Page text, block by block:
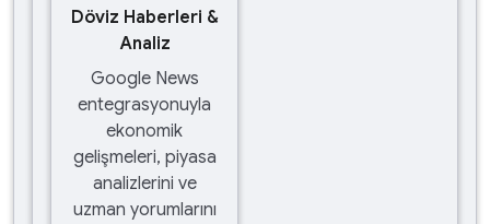
Döviz Haberleri &
Analiz
Google News
entegrasyonuyla
ekonomik
gelişmeleri, piyasa
analizlerini ve
uzman yorumlarını